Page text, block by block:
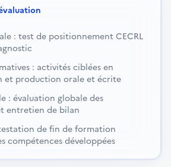
: test de positionnement CECRL
: activités ciblées en
et production orale et écrite
: évaluation globale des
entretien de bilan
de fin de formation
compétences développées